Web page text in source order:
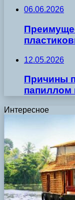
06.06.2026
12.05.2026
Причины
папиллом
Интересное